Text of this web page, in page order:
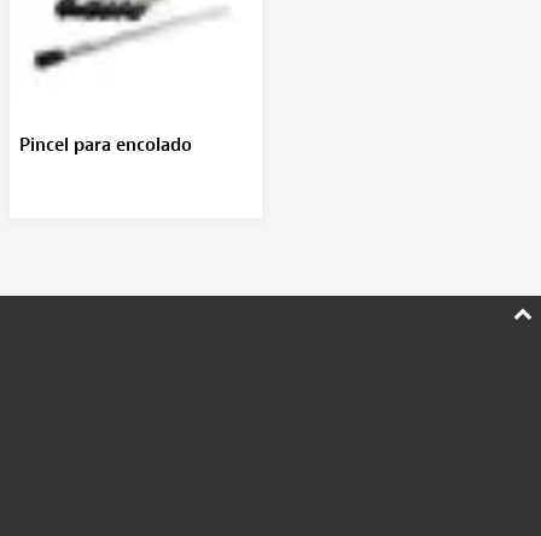
Pincel para encolado